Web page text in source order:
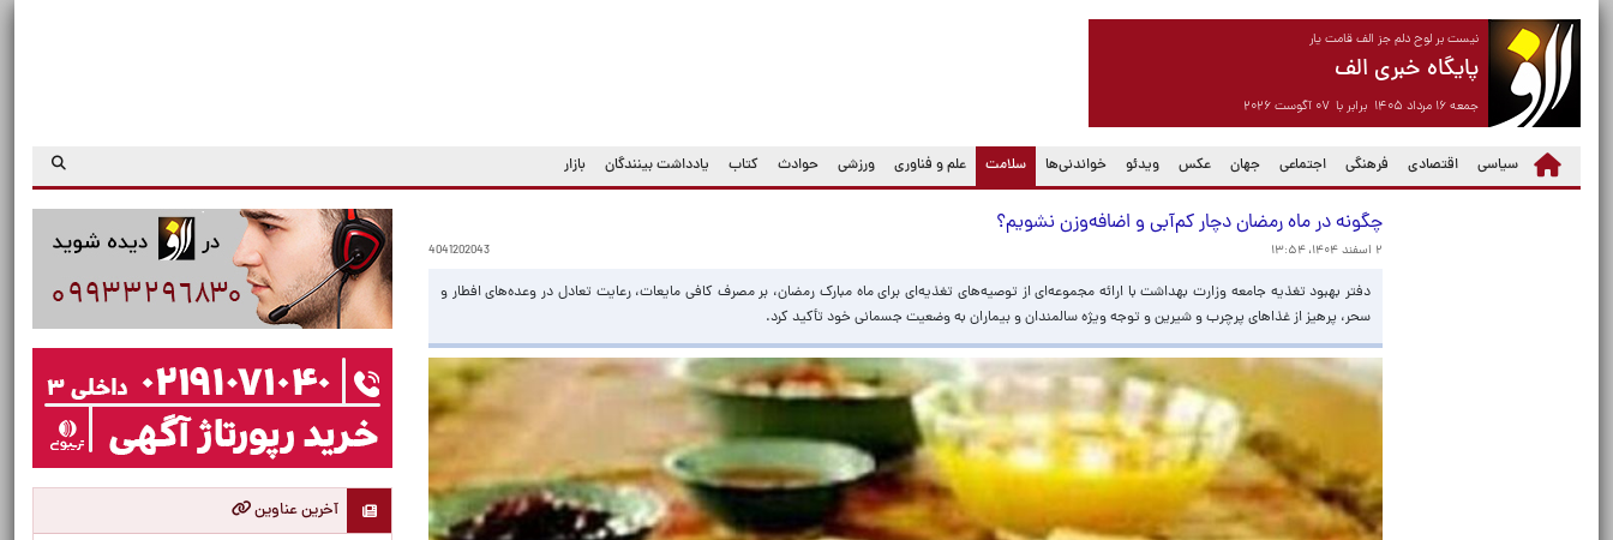
نیست بر لوح دلم جز الف قامت یار
پایگاه خبری الف
جمعه ۱۶ مرداد ۱۴۰۵ برابر با ۰۷ آگوست ۲۰۲۶
سیاسی اقتصادی فرهنگی اجتماعی جهان عکس ویدئو خواندنی‌ها سلامت
(current) علم و فناوری ورزشی حوادث کتاب یادداشت بینندگان بازار
چگونه در ماه رمضان دچار کم‌آبی و اضافه‌وزن نشویم؟
۲ اسفند ۱۴۰۴، ۱۳:۵۴ 4041202043
دفتر بهبود تغذیه جامعه وزارت بهداشت با ارائه مجموعه‌ای از توصیه‌های تغذیه‌ای برای ماه مبارک رمضان، بر مصرف کافی مایعات، رعایت تعادل در وعده‌های افطار و
سحر، پرهیز از غذاهای پرچرب و شیرین و توجه ویژه سالمندان و بیماران به وضعیت جسمانی خود تأکید کرد.
آخرین عناوین